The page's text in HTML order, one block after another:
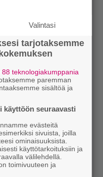
Valintasi
tarjotaksemme
88 teknologiakumppania
paremman
sisältöä ja
käyttöön seuraavasti
evästeitä
sivuista, joilla
ominaisuuksista.
käyttötarkoituksiin ja
välilehdellä.
toimivuuteen ja